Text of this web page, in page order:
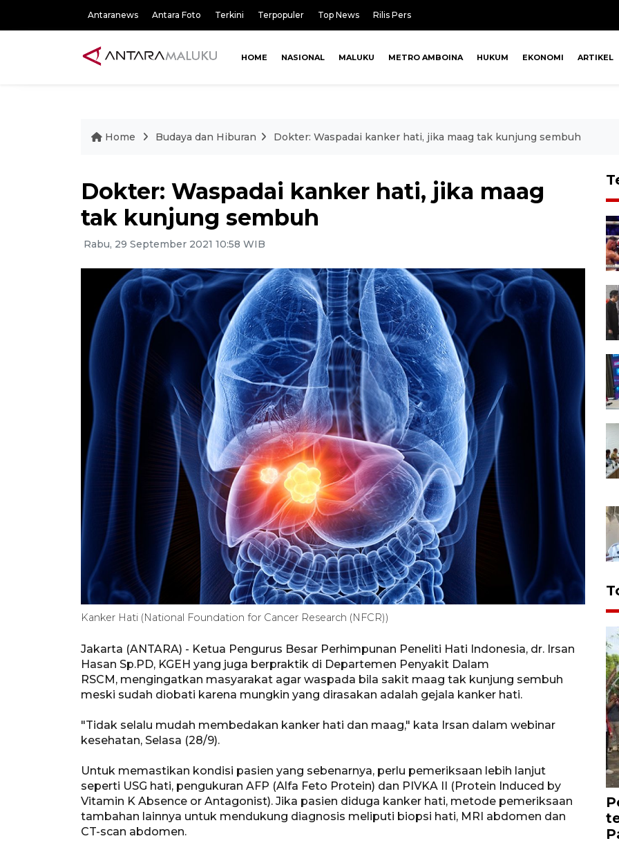
Antaranews Antara Foto Terkini Terpopuler Top News Rilis Pers
HOME NASIONAL MALUKU METRO AMBOINA HUKUM EKONOMI ARTIKEL
Home Budaya dan Hiburan Dokter: Waspadai kanker hati, jika maag tak kunjung sembuh
Dokter: Waspadai kanker hati, jika maag
tak kunjung sembuh
Rabu, 29 September 2021 10:58 WIB
Kanker Hati (National Foundation for Cancer Research (NFCR))
Jakarta (ANTARA) - Ketua Pengurus Besar Perhimpunan Peneliti Hati Indonesia, dr. Irsan
Hasan Sp.PD, KGEH yang juga berpraktik di Departemen Penyakit Dalam
RSCM, mengingatkan masyarakat agar waspada bila sakit maag tak kunjung sembuh
meski sudah diobati karena mungkin yang dirasakan adalah gejala kanker hati.
"Tidak selalu mudah membedakan kanker hati dan maag," kata Irsan dalam webinar
kesehatan, Selasa (28/9).
Untuk memastikan kondisi pasien yang sebenarnya, perlu pemeriksaan lebih lanjut
seperti USG hati, pengukuran AFP (Alfa Feto Protein) dan PIVKA II (Protein Induced by
Vitamin K Absence or Antagonist). Jika pasien diduga kanker hati, metode pemeriksaan
tambahan lainnya untuk mendukung diagnosis meliputi biopsi hati, MRI abdomen dan
CT-scan abdomen.